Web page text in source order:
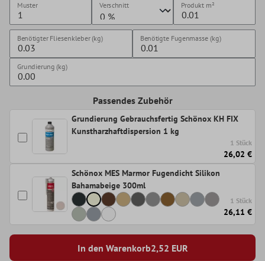
Muster Verschnitt Produkt m²
Benötigter Fliesenkleber (kg) Benötigte Fugenmasse (kg)
Grundierung (kg)
Passendes Zubehör
Grundierung Gebrauchsfertig Schönox KH FIX
Kunstharzhaftdispersion 1 kg
1 Stück
26,02 €
Schönox MES Marmor Fugendicht Silikon
Bahamabeige 300ml
1 Stück
26,11 €
In den Warenkorb2,52 EUR